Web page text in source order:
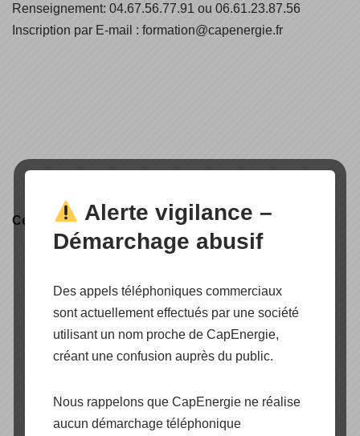
Renseignement: 04.67.56.77.91 ou 06.61.23.87.56
Inscription par E-mail : formation@capenergie.fr
Certification produitAlerte vigilance –
Démarchage abusif
Des appels téléphoniques commerciaux
sont actuellement effectués par une société
utilisant un nom proche de CapEnergie,
créant une confusion auprès du public.
Nous rappelons que CapEnergie ne réalise
aucun démarchage téléphonique